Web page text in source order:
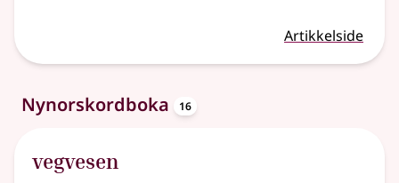
Artikkelside
Nynorskordboka 16
vegvesen